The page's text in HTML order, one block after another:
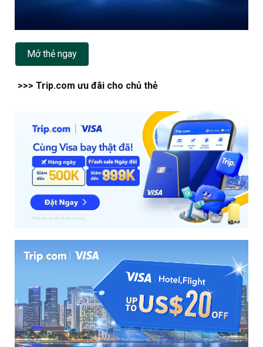
Mở thẻ ngay
>>> Trip.com ưu đãi cho chủ thẻ